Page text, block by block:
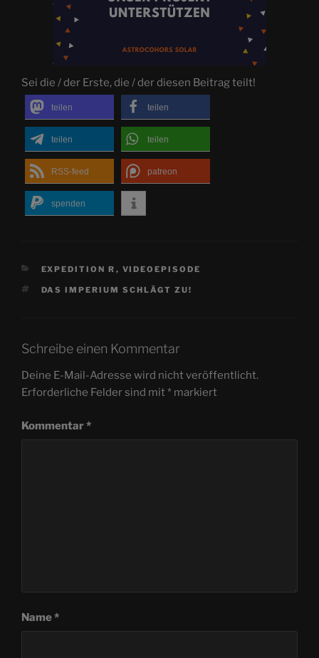
Sei die / der Erste, die / der diesen Beitrag teilt!
teilen teilen
teilen teilen
RSS-feed patreon
spenden
KATEGORIEN
EXPEDITION R , VIDEOEPISODE
SCHLAGWÖRTER
DAS IMPERIUM SCHLÄGT ZU!
Schreibe einen Kommentar
Deine E-Mail-Adresse wird nicht veröffentlicht.
Erforderliche Felder sind mit* markiert
Kommentar*
Name*